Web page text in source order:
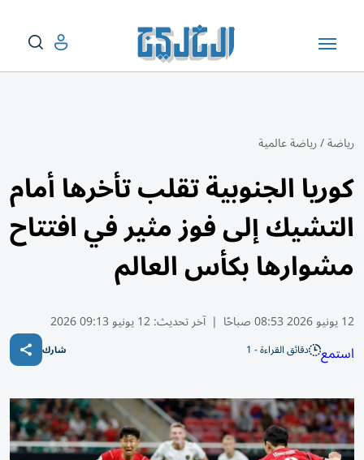
رياضة/رياضة عالمية
كوريا الجنوبية تقلب تأخرها أمام
التشيك إلى فوز مثير في افتتاح
مشوارها بكأس العالم
12 يونيو 2026 08:53 صباحًا | آخر تحديث:12 يونيو 09:13 2026
استمع دقائق القراءة - 1 شارك